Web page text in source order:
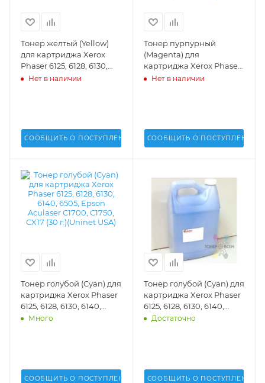
Тонер желтый (Yellow)
для картриджа Xerox
Phaser 6125, 6128, 6130,
6140, 6505, Epson
Нет в наличии
СООБЩИТЬ О ПОСТУПЛЕНИИ
Тонер пурпурный
(Magenta) для
картриджа Xerox Phaser
6125, 6128, 6130, 6140,
Нет в наличии
СООБЩИТЬ О ПОСТУПЛЕНИИ
Тонер голубой (Cyan) для
картриджа Xerox Phaser
6125, 6128, 6130, 6140,
6505, Epson Aculaser
Много
СООБЩИТЬ О ПОСТУПЛЕНИИ
Тонер голубой (Cyan) для
картриджа Xerox Phaser
6125, 6128, 6130, 6140,
6505, Epson Aculaser
Достаточно
СООБЩИТЬ О ПОСТУПЛЕНИИ